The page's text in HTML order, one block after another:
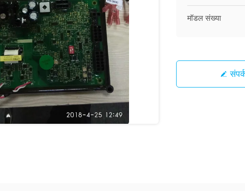
मॉडल संख्या